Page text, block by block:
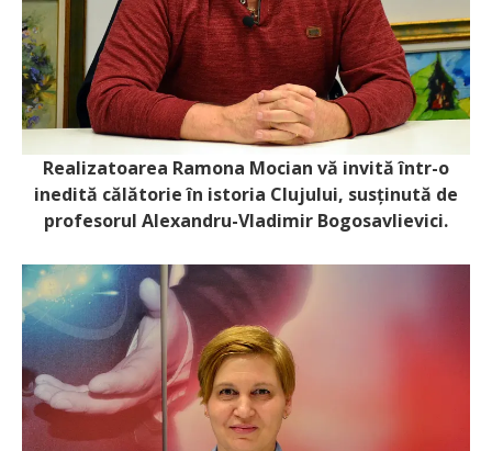
Realizatoarea Ramona Mocian vă invită într-o
inedită călătorie în istoria Clujului, susținută de
profesorul Alexandru-Vladimir Bogosavlievici.